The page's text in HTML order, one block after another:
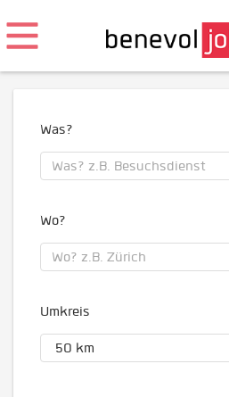
Was?
Wo?
Umkreis